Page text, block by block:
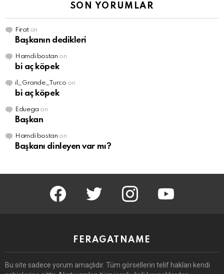
SON YORUMLAR
Firaton
Başkanın dedikleri
Hamdi bostan on
bi aç köpek
il_Grande_Turco on
bi aç köpek
Eduega on
Başkan
Hamdi bostan on
Başkanı dinleyen var mı?
facebook twitter instagram youtube
FERAGATNAME
Bu site sadece yorum amaçlıdır. Tüm görsellerin telif hakları kendi